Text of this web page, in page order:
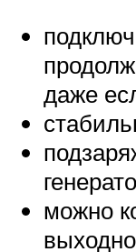
даже
можно